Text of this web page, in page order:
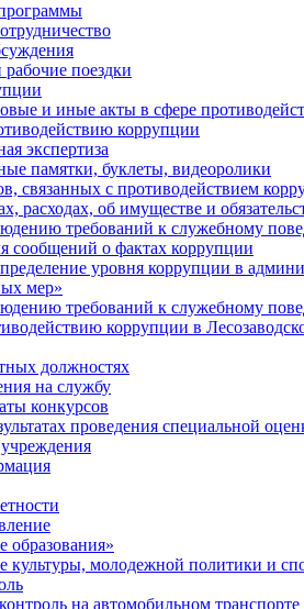
поездки
и иные акты в сфере
коррупции
экспертиза
памятки, буклеты, видеоролики
связанных с противодействием
расходах, об имуществе и
требований к служебному
сообщений о фактах коррупции
уровня коррупции в
мер»
требований к служебному
коррупции в
должностях
на службу
конкурсов
проведения специальной
молодежной политики и
на автомобильном транспорте